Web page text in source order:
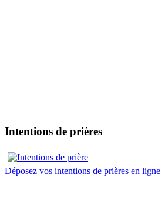
Intentions de prières
Déposez vos intentions de prières en ligne